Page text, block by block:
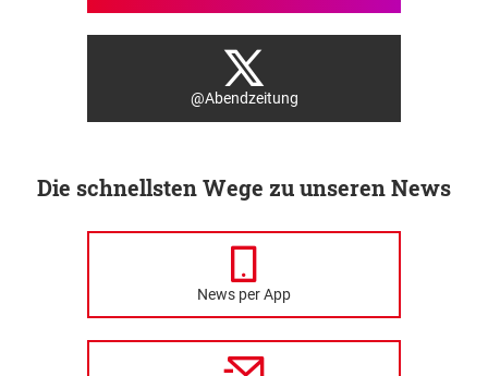
@Abendzeitung
Die schnellsten Wege zu unseren News
News per App